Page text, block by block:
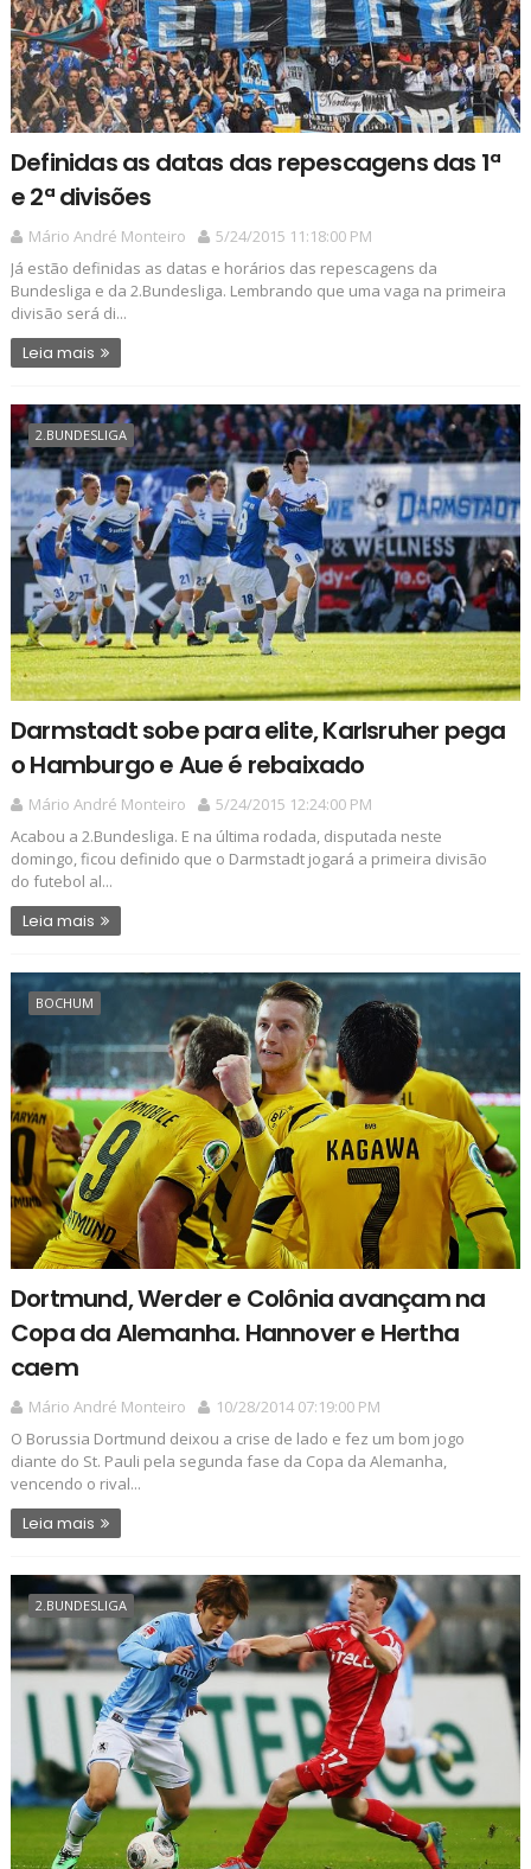
Definidas as datas das repescagens das 1ª
e 2ª divisões
Mário André Monteiro
5/24/2015 11:18:00 PM
Já estão definidas as datas e horários das repescagens da
Bundesliga e da 2.Bundesliga. Lembrando que uma vaga na primeira
divisão será di...
Leia mais
2.BUNDESLIGA
Darmstadt sobe para elite, Karlsruher pega
o Hamburgo e Aue é rebaixado
Mário André Monteiro
5/24/2015 12:24:00 PM
Acabou a 2.Bundesliga. E na última rodada, disputada neste
domingo, ficou definido que o Darmstadt jogará a primeira divisão
do futebol al...
Leia mais
BOCHUM
Dortmund, Werder e Colônia avançam na
Copa da Alemanha. Hannover e Hertha
caem
Mário André Monteiro
10/28/2014 07:19:00 PM
O Borussia Dortmund deixou a crise de lado e fez um bom jogo
diante do St. Pauli pela segunda fase da Copa da Alemanha,
vencendo o rival...
Leia mais
2.BUNDESLIGA